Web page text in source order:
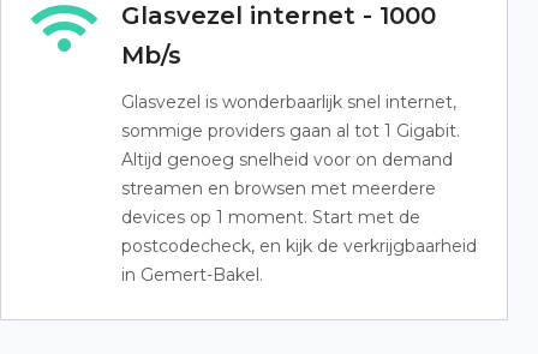
Glasvezel internet - 1000
Mb/s
Glasvezel is wonderbaarlijk snel internet,
sommige providers gaan al tot 1 Gigabit.
Altijd genoeg snelheid voor on demand
streamen en browsen met meerdere
devices op 1 moment. Start met de
postcodecheck, en kijk de verkrijgbaarheid
in Gemert-Bakel.